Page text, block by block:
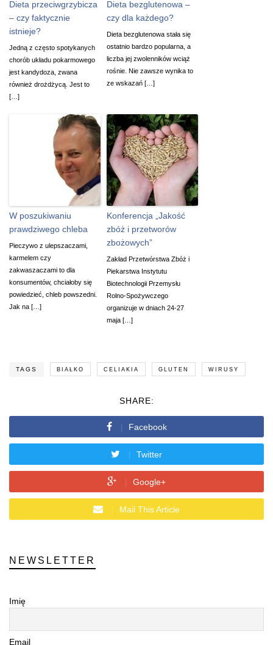
Dieta przeciwgrzybicza
– czy faktycznie
istnieje?
Jedną z często spotykanych
chorób układu pokarmowego
jest kandydoza, zwana
również drożdżycą. Jest to
[…]
Dieta bezglutenowa –
czy dla każdego?
Dieta bezglutenowa stała się
ostatnio bardzo popularna, a
liczba jej zwolenników wciąż
rośnie. Nie zawsze wynika to
ze wskazań […]
W poszukiwaniu
prawdziwego chleba
Pieczywo z ulepszaczami,
karmelem czy
zakwaszaczami to dla
konsumentów, chciałoby się
powiedzieć, chleb powszedni.
Jak na […]
Konferencja „Jakość
zbóż i przetworów
zbożowych”
Zakład Przetwórstwa Zbóż i
Piekarstwa Instytutu
Biotechnologii Przemysłu
Rolno-Spożywczego
organizuje w dniach 24-27
maja […]
TAGS BIAŁKO CELIAKIA GLUTEN WIRUSY
SHARE:
Facebook
Twitter
Google+
Mail This Article
NEWSLETTER
Imię
Email